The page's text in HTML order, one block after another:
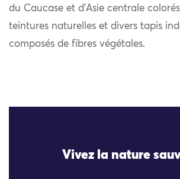
du Caucase et d’Asie centrale
teintures naturelles et divers tapis
composés de fibres végétales.
Vivez la nature